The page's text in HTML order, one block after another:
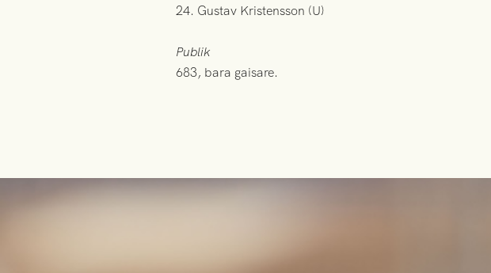
24. Gustav Kristensson (U)
Publik
683, bara gaisare.